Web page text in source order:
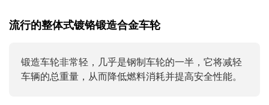
流行的整体式镀铬锻造合金车轮
锻造车轮非常轻，几乎是钢制车轮的一半，它将减轻
车辆的总重量，从而降低燃料消耗并提高安全性能。